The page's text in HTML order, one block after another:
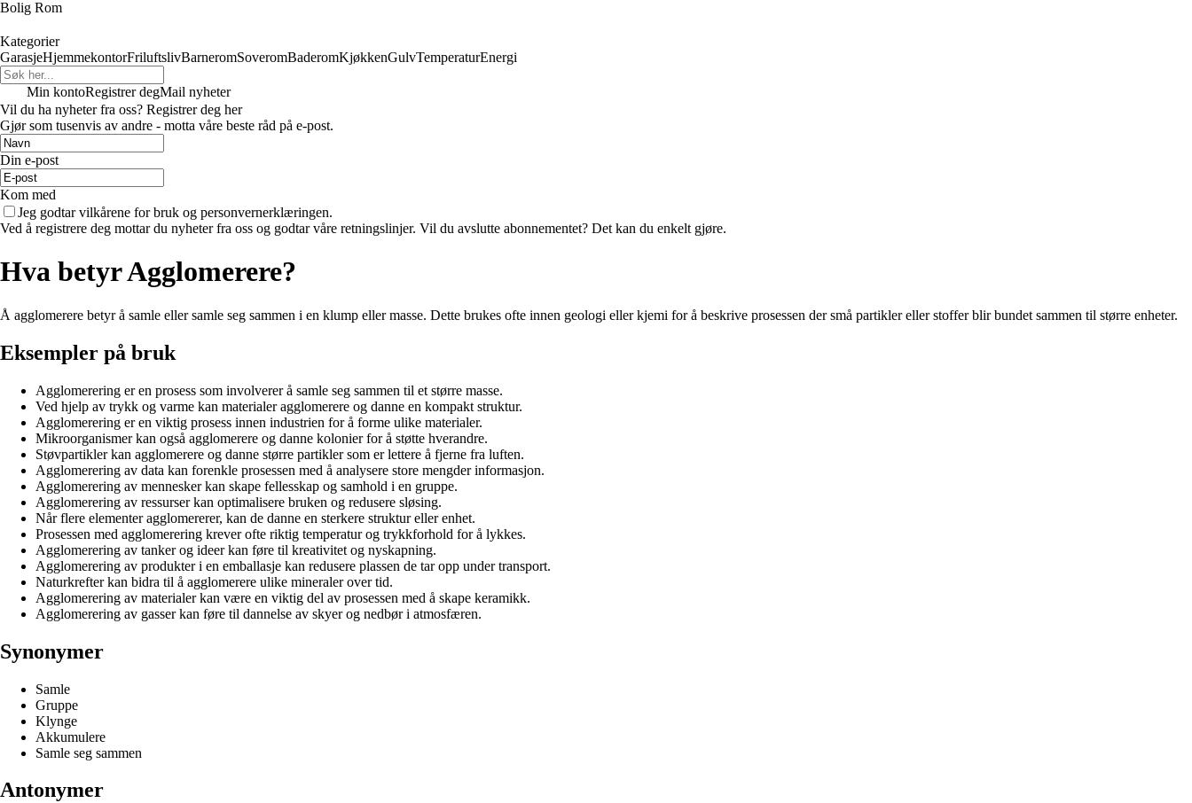
Bolig Rom
Kategorier
GarasjeHjemmekontorFriluftslivBarneromSoveromBaderomKjøkkenGulvTemperaturEnergi
Min kontoRegistrer degMail nyheter
Vil du ha nyheter fra oss? Registrer deg her
Gjør som tusenvis av andre - motta våre beste råd på e-post.
Din e-post
Kom med
Jeg godtar vilkårene for bruk og personvernerklæringen.
Ved å registrere deg mottar du nyheter fra oss og godtar våre retningslinjer. Vil du avslutte abonnementet? Det kan du enkelt gjøre.
Hva betyr Agglomerere?
Å agglomerere betyr å samle eller samle seg sammen i en klump eller masse. Dette brukes ofte innen geologi eller kjemi for å beskrive prosessen der små partikler eller stoffer blir bundet sammen til større enheter.
Eksempler på bruk
Agglomerering er en prosess som involverer å samle seg sammen til et større masse.
Ved hjelp av trykk og varme kan materialer agglomerere og danne en kompakt struktur.
Agglomerering er en viktig prosess innen industrien for å forme ulike materialer.
Mikroorganismer kan også agglomerere og danne kolonier for å støtte hverandre.
Støvpartikler kan agglomerere og danne større partikler som er lettere å fjerne fra luften.
Agglomerering av data kan forenkle prosessen med å analysere store mengder informasjon.
Agglomerering av mennesker kan skape fellesskap og samhold i en gruppe.
Agglomerering av ressurser kan optimalisere bruken og redusere sløsing.
Når flere elementer agglomererer, kan de danne en sterkere struktur eller enhet.
Prosessen med agglomerering krever ofte riktig temperatur og trykkforhold for å lykkes.
Agglomerering av tanker og ideer kan føre til kreativitet og nyskapning.
Agglomerering av produkter i en emballasje kan redusere plassen de tar opp under transport.
Naturkrefter kan bidra til å agglomerere ulike mineraler over tid.
Agglomerering av materialer kan være en viktig del av prosessen med å skape keramikk.
Agglomerering av gasser kan føre til dannelse av skyer og nedbør i atmosfæren.
Synonymer
Samle
Gruppe
Klynge
Akkumulere
Samle seg sammen
Antonymer